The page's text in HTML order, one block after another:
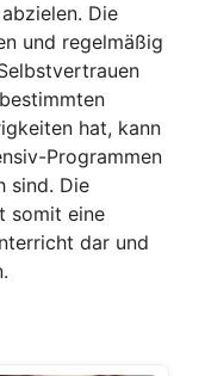
Die
und regelmäßig
hat, kann
Programmen
sind. Die
somit eine
dar und